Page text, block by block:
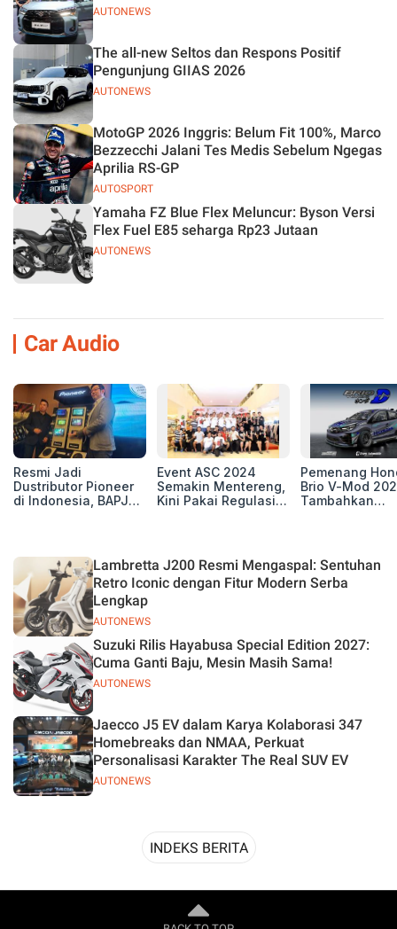
AUTONEWS
AUTONEWS
The all-new Seltos dan Respons Positif
Pengunjung GIIAS 2026
AUTOSPORT
MotoGP 2026 Inggris: Belum Fit 100%, Marco
Bezzecchi Jalani Tes Medis Sebelum Ngegas
Aprilia RS-GP
AUTONEWS
Yamaha FZ Blue Flex Meluncur: Byson Versi
Flex Fuel E85 seharga Rp23 Jutaan
Car Audio
Resmi Jadi
Dustributor Pioneer
di Indonesia, BAPJ
Event ASC 2024
Semakin Mentereng,
Kini Pakai Regulasi
Pemenang
Brio V-Mod
Tambahkan
AUTONEWS
Lambretta J200 Resmi Mengaspal: Sentuhan
Retro Iconic dengan Fitur Modern Serba
Lengkap
AUTONEWS
Suzuki Rilis Hayabusa Special Edition 2027:
Cuma Ganti Baju, Mesin Masih Sama!
AUTONEWS
Jaecco J5 EV dalam Karya Kolaborasi 347
Homebreaks dan NMAA, Perkuat
Personalisasi Karakter The Real SUV EV
INDEKS BERITA